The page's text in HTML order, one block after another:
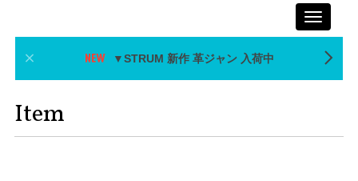
Toggle
▼STRUM 新作 革ジャン 入荷中
Item